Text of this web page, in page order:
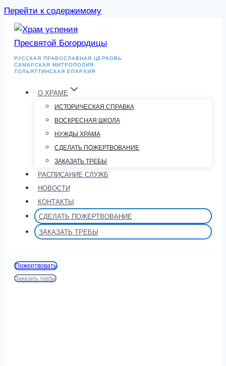
Перейти к содержимому
РУССКАЯ ПРАВОСЛАВНАЯ ЦЕРКОВЬ
САМАРСКАЯ МИТРОПОЛИЯ
ТОЛЬЯТТИНСКАЯ ЕПАРХИЯ
О ХРАМЕ
ИСТОРИЧЕСКАЯ СПРАВКА
ВОСКРЕСНАЯ ШКОЛА
НУЖДЫ ХРАМА
СДЕЛАТЬ ПОЖЕРТВОВАНИЕ
ЗАКАЗАТЬ ТРЕБЫ
РАСПИСАНИЕ СЛУЖБ
НОВОСТИ
КОНТАКТЫ
СДЕЛАТЬ ПОЖЕРТВОВАНИЕ
ЗАКАЗАТЬ ТРЕБЫ
Пожертвовать
Заказать требы